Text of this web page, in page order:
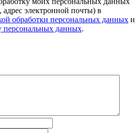
электронной почты) в
обработки персональных данных и
персональных данных.